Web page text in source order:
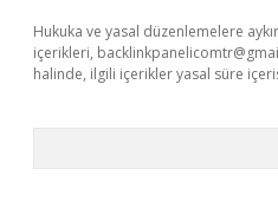
Hukuka ve yasal düzenlemelere
içerikleri,
halinde, ilgili içerikler yasal süre